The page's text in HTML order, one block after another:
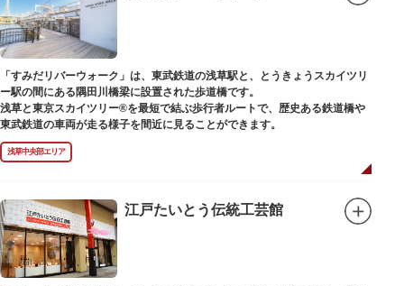
「すみだリバーウォーク」は、東武鉄道の浅草駅と、とうきょうスカイツリ
ー駅の間にある隅田川橋梁に設置された歩道橋です。
浅草と東京スカイツリー®を最短で結ぶ歩行者ルートで、歴史ある鉄道橋や
東武鉄道の車両が走る様子を間近に見ることができます。
浅草中央部エリア
江戸たいとう伝統工芸館